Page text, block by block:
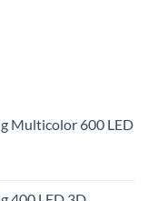
Multicolor 600 LED